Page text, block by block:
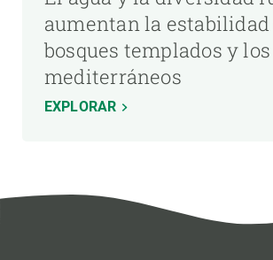
aumentan la estabilidad
bosques templados y los
mediterráneos
EXPLORAR